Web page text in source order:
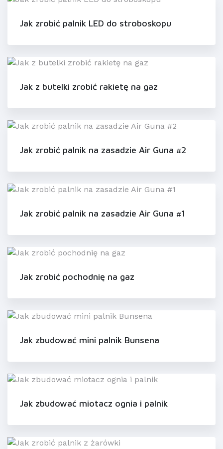
Jak zrobić palnik LED do stroboskopu
Jak z butelki zrobić rakietę na gaz
Jak zrobić palnik na zasadzie Air Guna #2
Jak zrobić palnik na zasadzie Air Guna #1
Jak zrobić pochodnię na gaz
Jak zbudować mini palnik Bunsena
Jak zbudować miotacz ognia i palnik